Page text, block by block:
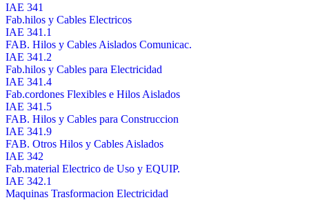
IAE 341
Fab.hilos y Cables Electricos
IAE 341.1
FAB. Hilos y Cables Aislados Comunicac.
IAE 341.2
Fab.hilos y Cables para Electricidad
IAE 341.4
Fab.cordones Flexibles e Hilos Aislados
IAE 341.5
FAB. Hilos y Cables para Construccion
IAE 341.9
FAB. Otros Hilos y Cables Aislados
IAE 342
Fab.material Electrico de Uso y EQUIP.
IAE 342.1
Maquinas Trasformacion Electricidad